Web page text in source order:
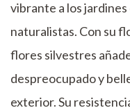
vibrante a los
naturalistas. Con su
flores silvestres
despreocupado y
exterior. Su